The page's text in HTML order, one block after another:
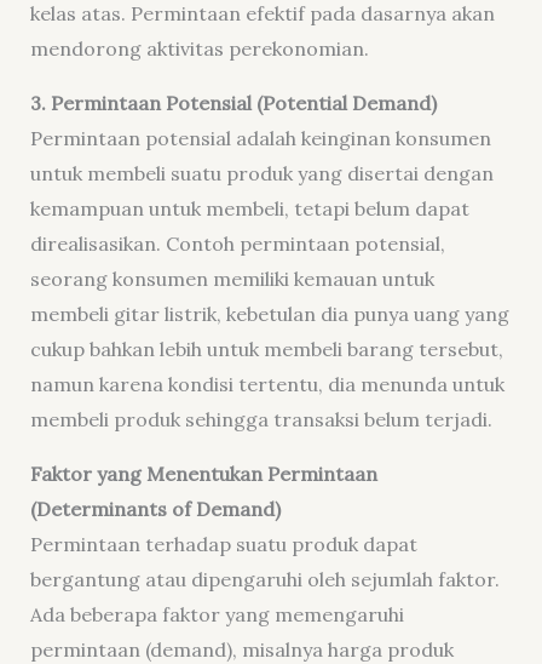
kelas atas. Permintaan efektif pada dasarnya akan
mendorong aktivitas perekonomian.
3. Permintaan Potensial (Potential Demand)
Permintaan potensial adalah keinginan konsumen
untuk membeli suatu produk yang disertai dengan
kemampuan untuk membeli, tetapi belum dapat
direalisasikan. Contoh permintaan potensial,
seorang konsumen memiliki kemauan untuk
membeli gitar listrik, kebetulan dia punya uang yang
cukup bahkan lebih untuk membeli barang tersebut,
namun karena kondisi tertentu, dia menunda untuk
membeli produk sehingga transaksi belum terjadi.
Faktor yang Menentukan Permintaan
(Determinants of Demand)
Permintaan terhadap suatu produk dapat
bergantung atau dipengaruhi oleh sejumlah faktor.
Ada beberapa faktor yang memengaruhi
permintaan (demand), misalnya harga produk